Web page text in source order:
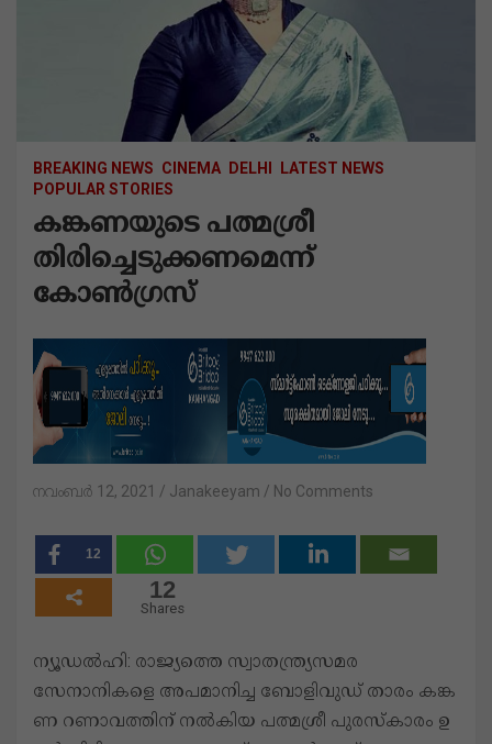
BREAKING NEWS CINEMA DELHI
LATEST NEWS
POPULAR STORIES
കങ്കണയുടെ പത്മശ്രീ
തിരിച്ചെടുക്കണമെന്ന്
കോൺഗ്രസ്
നവംബർ 12, 2021 Janakeeyam No Comments
12
12
Shares
ന്യൂ​ഡ​ൽ​ഹി: രാജ്യത്തെ സ്വാതന്ത്ര്യസമര
സേനാനികളെ അപമാനിച്ച ബോ​ളി​വു​ഡ് താ​രം ക​ങ്ക​
ണ റ​ണാ​വ​ത്തി​ന് ന​ൽ​കി​യ പ​ത്മ​ശ്രീ പു​ര​സ്കാ​രം ഉ​